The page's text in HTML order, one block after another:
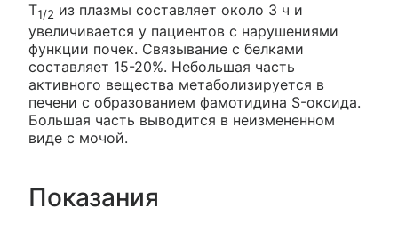
T1/2 из плазмы составляет около 3 ч и
увеличивается у пациентов с нарушениями
функции почек. Связывание с белками
составляет 15-20%. Небольшая часть
активного вещества метаболизируется в
печени с образованием фамотидина S-оксида.
Большая часть выводится в неизмененном
виде с мочой.
Показания